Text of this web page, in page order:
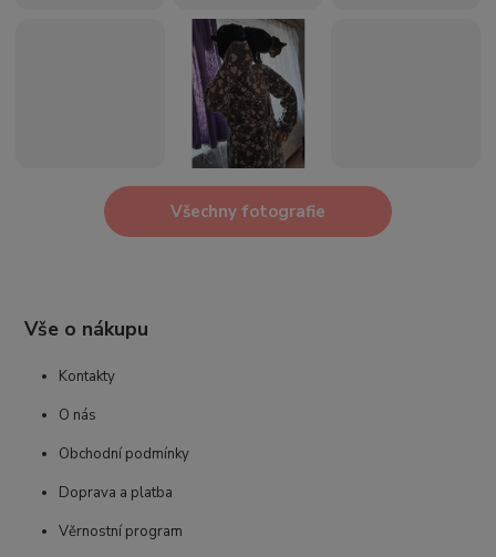
Všechny fotografie
Vše o nákupu
Kontakty
O nás
Obchodní podmínky
Doprava a platba
Věrnostní program